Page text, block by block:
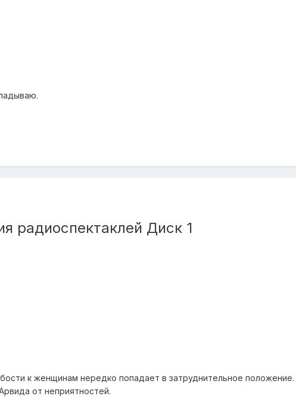
радиоспектаклей Диск 1
к женщинам нередко попадает в затруднительное
от неприятностей.